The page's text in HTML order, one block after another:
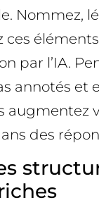
Nommez,
ces
par l’IA.
annotés et
augmentez
des